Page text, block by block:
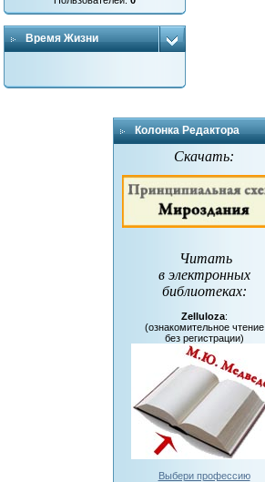
Время Жизни
Колонка Редактора
Скачать:
Читать
в электронных
библиотеках:
Zelluloza:
(ознакомительное чтение
без регистрации)
Выбери профессию